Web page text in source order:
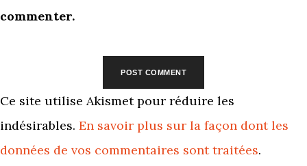
commenter.
Ce site utilise Akismet pour réduire les
indésirables. En savoir plus sur la façon dont les
données de vos commentaires sont traitées.